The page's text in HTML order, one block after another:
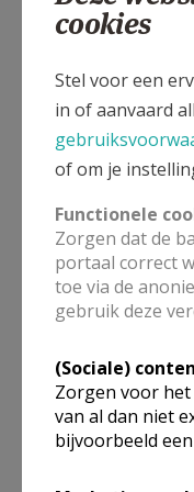
staan. Door zijn
Wie ziek is, vindt
hem of haar
mens klein
gemeenschap.
Hoe geef je aan
mensen ziek zijn?
Voor veel zieken is
kan zijn, is het de
om de communie
manieren. Ofwel
de communie mee
een pyxis ter
cookies
Stel voor een
in of aanvaard
of om je
Functionele
Zorgen dat de
portaal correct
toe via de
gebruik deze
(Sociale)
Zorgen voor
van al dan niet
bijvoorbeeld